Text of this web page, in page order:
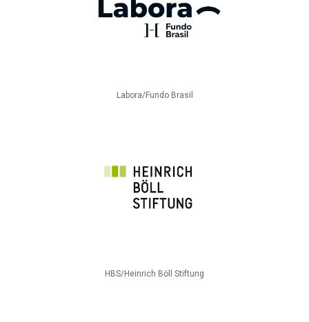
Labora/Fundo Brasil
HBS/Heinrich Böll Stiftung